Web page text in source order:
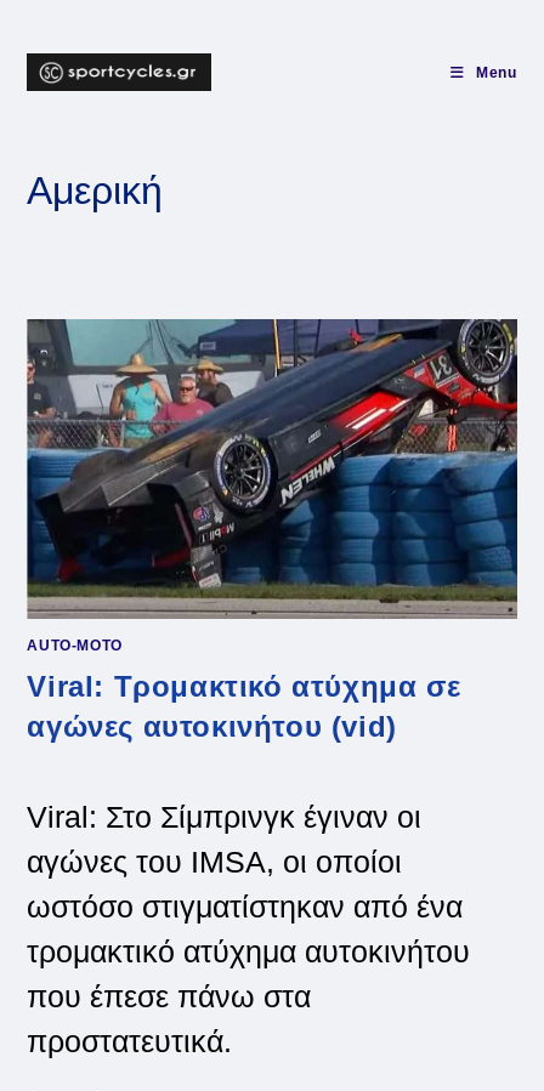
content
Menu
Αμερική
AUTO-MOTO
Viral: Τρομακτικό ατύχημα σε
αγώνες αυτοκινήτου (vid)
Viral: Στο Σίμπρινγκ έγιναν οι
αγώνες του IMSA, οι οποίοι
ωστόσο στιγματίστηκαν από ένα
τρομακτικό ατύχημα αυτοκινήτου
που έπεσε πάνω στα
προστατευτικά.